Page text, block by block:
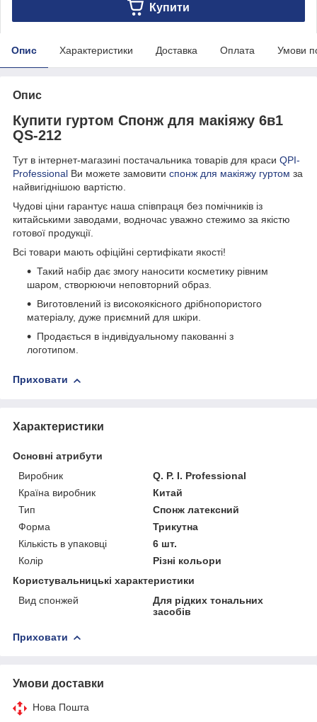
Купити
Опис Характеристики Доставка Оплата Умови
Опис
Купити гуртом Спонж для макіяжу 6в1
QS-212
Тут в інтернет-магазині постачальника товарів для краси QPI-
Professional Ви можете замовити спонж для макіяжу гуртом за
найвигіднішою вартістю.
Чудові ціни гарантує наша співпраця без помічників із
китайськими заводами, водночас уважно стежимо за якістю
готової продукції.
Всі товари мають офіційні сертифікати якості!
Такий набір дає змогу наносити косметику рівним
шаром, створюючи неповторний образ.
Виготовлений із високоякісного дрібнопористого
матеріалу, дуже приємний для шкіри.
Продається в індивідуальному пакованні з
логотипом.
Приховати
Характеристики
Основні атрибути
Виробник
Q. P. I. Professional
Країна виробник
Китай
Тип
Спонж латексний
Форма
Трикутна
Кількість в упаковці
6 шт.
Колір
Різні кольори
Користувальницькі характеристики
Вид спонжей
Для рідких тональних
засобів
Приховати
Умови доставки
Нова Пошта